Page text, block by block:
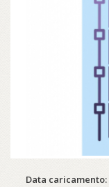
Data caricamento: